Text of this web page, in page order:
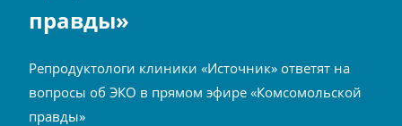
правды»
Репродуктологи клиники «Источник» ответят на
вопросы об ЭКО в прямом эфире «Комсомольской
правды»